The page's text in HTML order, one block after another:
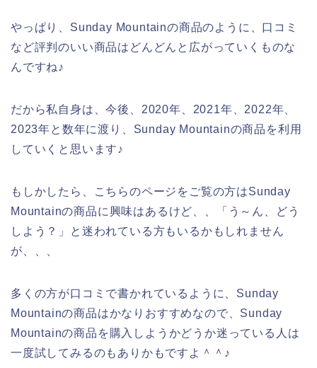
やっぱり、Sunday Mountainの商品のように、口コミ
など評判のいい商品はどんどんと広がっていくものな
んですね♪
だから私自身は、今後、2020年、2021年、2022年、
2023年と数年に渡り、Sunday Mountainの商品を利用
していくと思います♪
もしかしたら、こちらのページをご覧の方はSunday
Mountainの商品に興味はあるけど、、「う～ん、どう
しよう？」と迷われている方もいるかもしれません
が、、、
多くの方が口コミで書かれているように、Sunday
Mountainの商品はかなりおすすめなので、Sunday
Mountainの商品を購入しようかどうか迷っている人は
一度試してみるのもありかもですよ＾＾♪